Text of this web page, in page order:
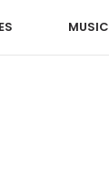
MUSIC